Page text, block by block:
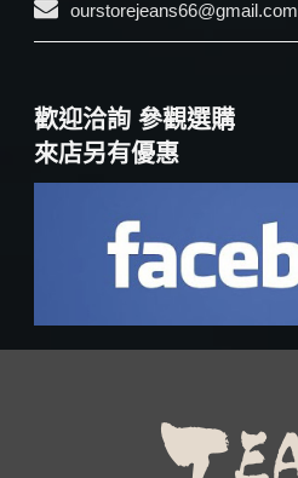
ourstorejeans66@gmail.com
歡迎洽詢 參觀選購
來店另有優惠